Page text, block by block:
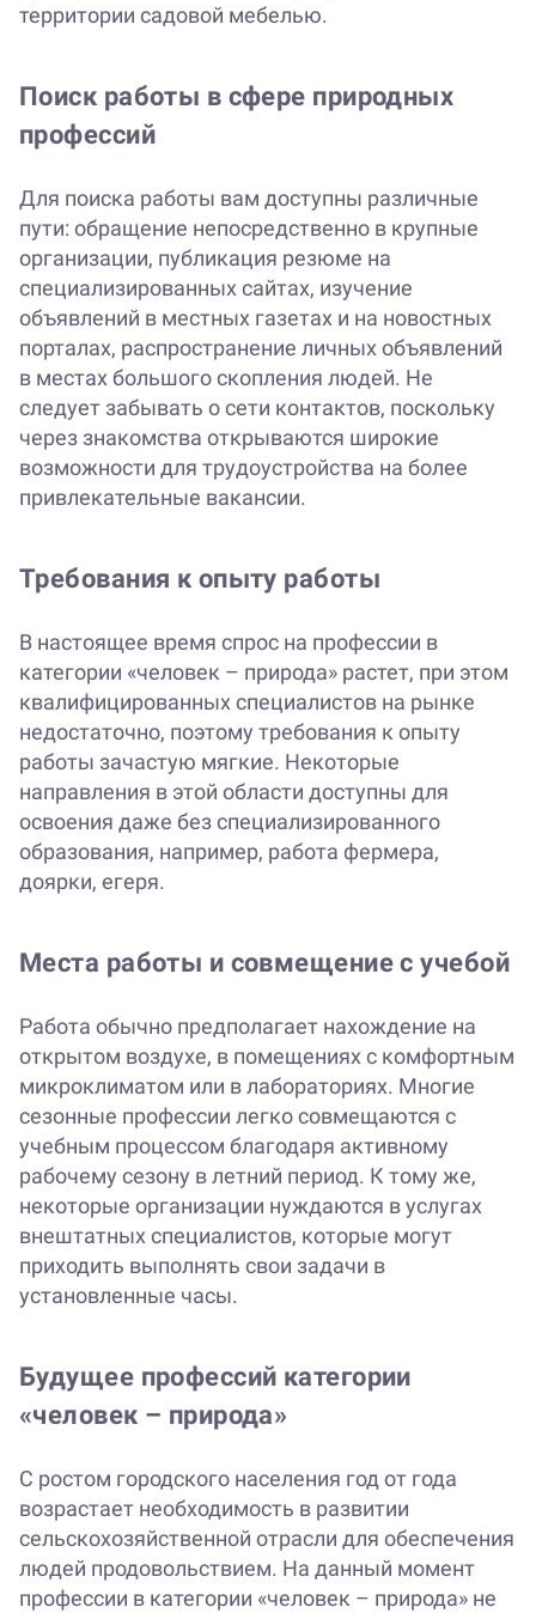
территории садовой мебелью.
Поиск работы в сфере природных
профессий
Для поиска работы вам доступны различные
пути: обращение непосредственно в крупные
организации, публикация резюме на
специализированных сайтах, изучение
объявлений в местных газетах и на новостных
порталах, распространение личных объявлений
в местах большого скопления людей. Не
следует забывать о сети контактов, поскольку
через знакомства открываются широкие
возможности для трудоустройства на более
привлекательные вакансии.
Требования к опыту работы
В настоящее время спрос на профессии в
категории «человек – природа» растет, при этом
квалифицированных специалистов на рынке
недостаточно, поэтому требования к опыту
работы зачастую мягкие. Некоторые
направления в этой области доступны для
освоения даже без специализированного
образования, например, работа фермера,
доярки, егеря.
Места работы и совмещение с учебой
Работа обычно предполагает нахождение на
открытом воздухе, в помещениях с комфортным
микроклиматом или в лабораториях. Многие
сезонные профессии легко совмещаются с
учебным процессом благодаря активному
рабочему сезону в летний период. К тому же,
некоторые организации нуждаются в услугах
внештатных специалистов, которые могут
приходить выполнять свои задачи в
установленные часы.
Будущее профессий категории
«человек – природа»
С ростом городского населения год от года
возрастает необходимость в развитии
сельскохозяйственной отрасли для обеспечения
людей продовольствием. На данный момент
профессии в категории «человек – природа» не